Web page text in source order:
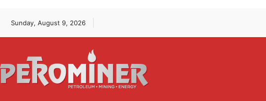
Sunday, August 9, 2026